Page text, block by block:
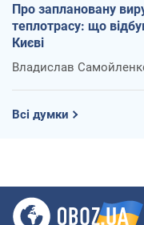
Про заплановану
теплотрасу: що
Києві
Владислав
Всі думки